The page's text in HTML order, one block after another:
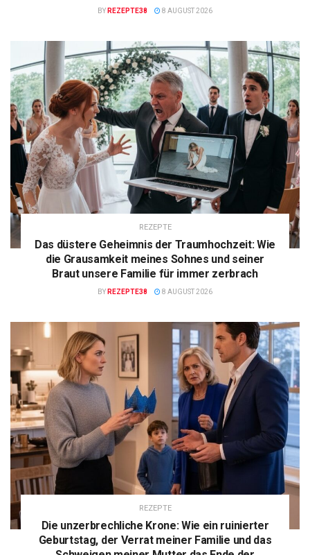
BY REZEPTE38 8 AUGUST 2026
REZEPTE
Das düstere Geheimnis der Traumhochzeit: Wie
die Grausamkeit meines Sohnes und seiner
Braut unsere Familie für immer zerbrach
BY REZEPTE38 8 AUGUST 2026
REZEPTE
Die unzerbrechliche Krone: Wie ein ruinierter
Geburtstag, der Verrat meiner Familie und das